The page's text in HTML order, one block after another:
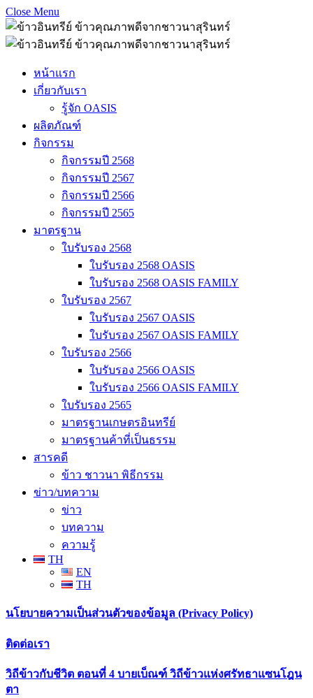
Close Menu
หน้าแรก
เกี่ยวกับเรา
รู้จัก OASIS
ผลิตภัณฑ์
กิจกรรม
กิจกรรมปี 2568
กิจกรรมปี 2567
กิจกรรมปี 2566
กิจกรรมปี 2565
มาตรฐาน
ใบรับรอง 2568
ใบรับรอง 2568 OASIS
ใบรับรอง 2568 OASIS FAMILY
ใบรับรอง 2567
ใบรับรอง 2567 OASIS
ใบรับรอง 2567 OASIS FAMILY
ใบรับรอง 2566
ใบรับรอง 2566 OASIS
ใบรับรอง 2566 OASIS FAMILY
ใบรับรอง 2565
มาตรฐานเกษตรอินทรีย์
มาตรฐานค้าที่เป็นธรรม
สารคดี
ข้าว ชาวนา พิธีกรรม
ข่าว/บทความ
ข่าว
บทความ
ความรู้
TH
EN
TH
นโยบายความเป็นส่วนตัวของข้อมูล (Privacy Policy)
ติดต่อเรา
วิถีข้าวกับชีวิต ตอนที่ 4 บายเบ็ณฑ์ วิถีข้าวแห่งศรัทธาแซนโฎน
ตา